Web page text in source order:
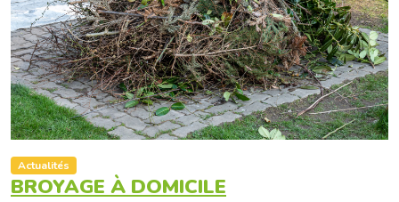
Actualités
BROYAGE À DOMICILE